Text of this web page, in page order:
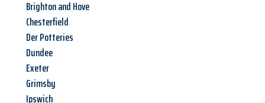
Brighton and Hove
Chesterfield
Der Potteries
Dundee
Exeter
Grimsby
Ipswich